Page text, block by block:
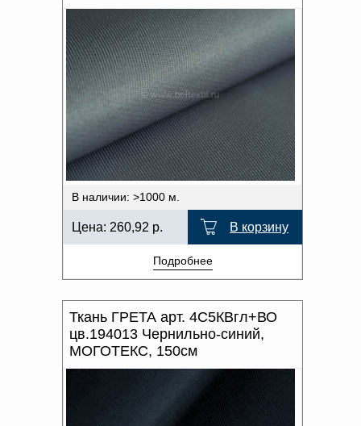
В наличии: >1000 м.
Цена: 260,92 р. В корзину
Подробнее
Ткань ГРЕТА арт. 4С5КВгл+ВО
цв.194013 Чернильно-синий,
МОГОТЕКС, 150см